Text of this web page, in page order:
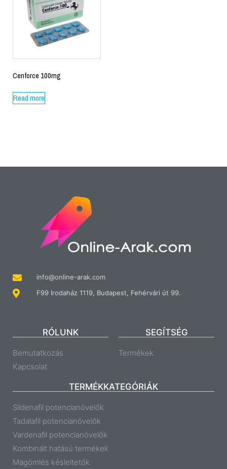
Cenforce 100mg
Read more
info@online-arak.com
F99 Irodaház 1119, Budapest, Fehérvári út 99.
RÓLUNK
Bemutatkozás
Kapcsolat
SEGÍTSÉG
Termékek
TERMÉKKATEGÓRIÁK
Sildenafil potencianövelők
Tadalafil potencianövelők
Vardenafil potencianövelők
Kombinált hatású termékek
Magömlés késleltetők